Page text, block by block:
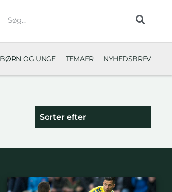
BØRN OG UNGE TEMAER NYHEDSBREV
Sorter efter